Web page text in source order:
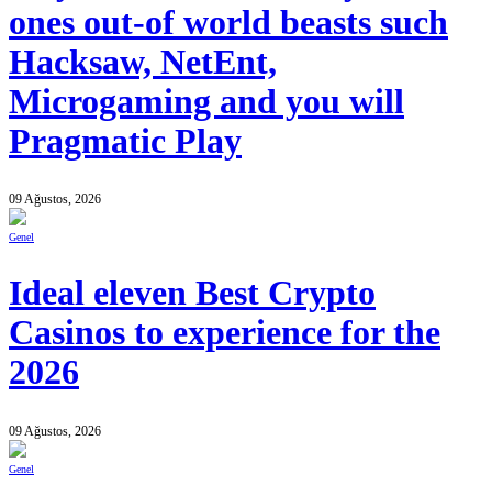
ones out-of world beasts such
Hacksaw, NetEnt,
Microgaming and you will
Pragmatic Play
09 Ağustos, 2026
Genel
Ideal eleven Best Crypto
Casinos to experience for the
2026
09 Ağustos, 2026
Genel